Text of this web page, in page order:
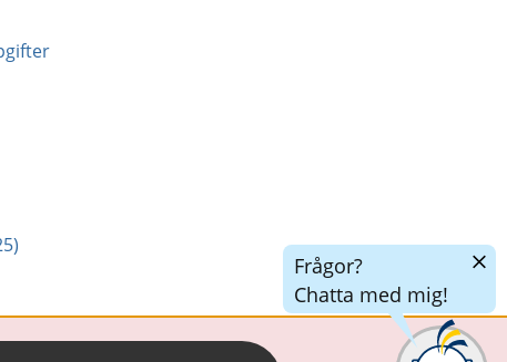
Frågor?
Chatta med mig!
Dölj